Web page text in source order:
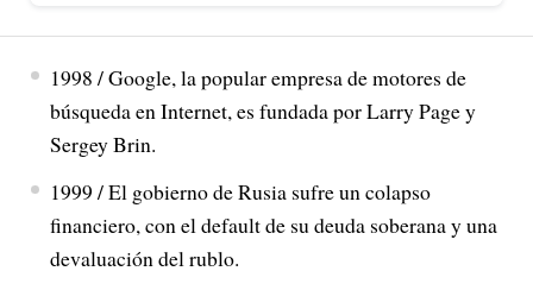
1998 / Google, la popular empresa de motores de
búsqueda en Internet, es fundada por Larry Page y
Sergey Brin.
1999 / El gobierno de Rusia sufre un colapso
financiero, con el default de su deuda soberana y una
devaluación del rublo.